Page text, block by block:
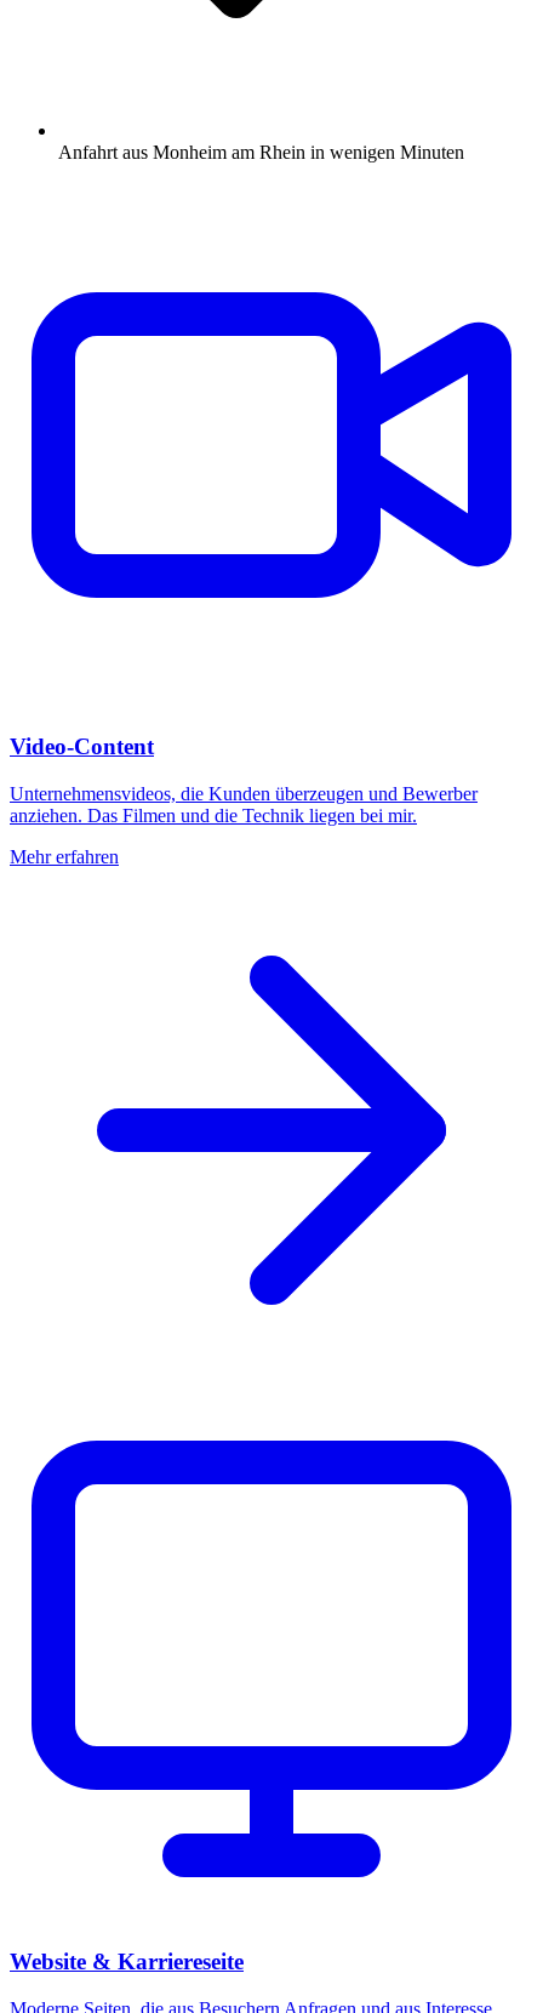
Anfahrt aus Monheim am Rhein in wenigen Minuten
Video-Content
Unternehmensvideos, die Kunden überzeugen und Bewerber
anziehen. Das Filmen und die Technik liegen bei mir.
Mehr erfahren
Website & Karriereseite
Moderne Seiten, die aus Besuchern Anfragen und aus Interesse